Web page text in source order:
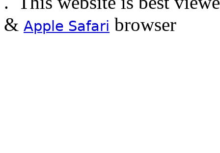
& Apple Safari browser